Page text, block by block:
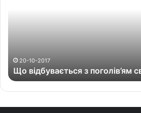
т
ь
20-10-2017
Що відбувається з поголів’ям